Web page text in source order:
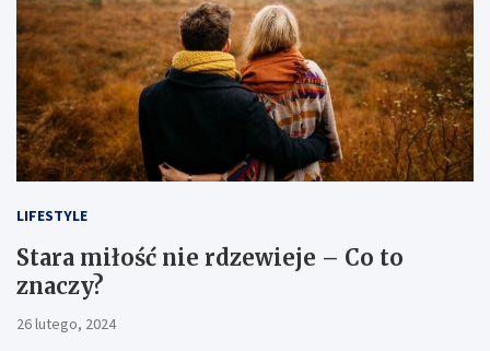
LIFESTYLE
Stara miłość nie rdzewieje – Co to
znaczy?
26 lutego, 2024